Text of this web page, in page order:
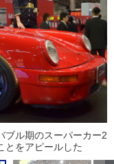
ブル期のスーパーカー2
とをアピールした